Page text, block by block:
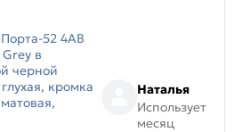
52 4AB
в
черной
кромка
Наталья
Использует
месяц